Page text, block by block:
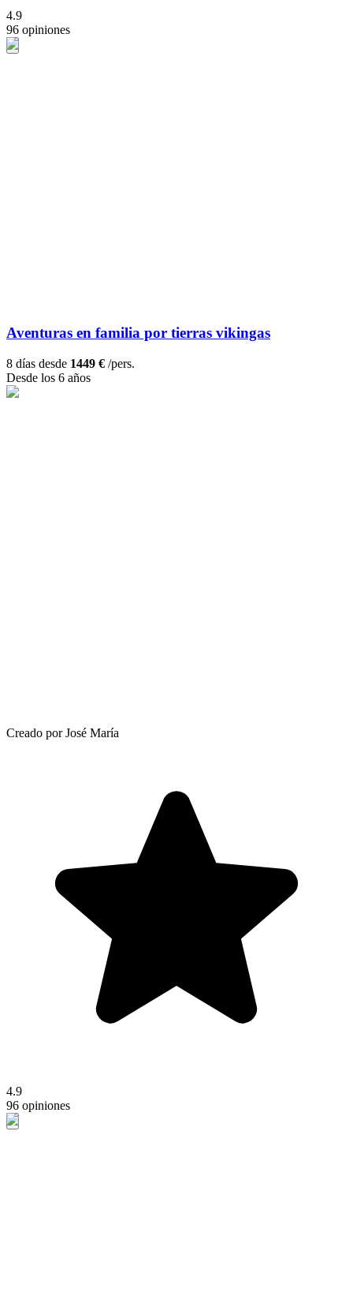
4.9
96 opiniones
Aventuras en familia por tierras vikingas
8 días desde 1449 € /pers.
Desde los 6 años
Creado por José María
4.9
96 opiniones